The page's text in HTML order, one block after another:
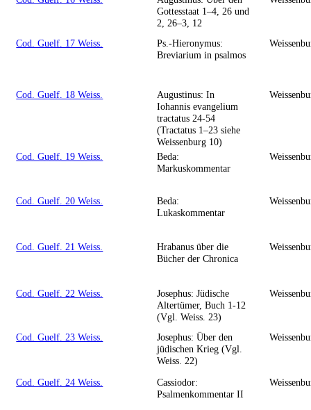
Gottesstaat 1–4, 26 und
2, 26–3, 12
Cod. Guelf. 17 Weiss.
Ps.-Hieronymus:
Breviarium in psalmos
Cod. Guelf. 18 Weiss.
Augustinus: In
Iohannis evangelium
tractatus 24-54
(Tractatus 1–23 siehe
Weissenburg 10)
Cod. Guelf. 19 Weiss.
Beda:
Markuskommentar
Cod. Guelf. 20 Weiss.
Beda:
Lukaskommentar
Cod. Guelf. 21 Weiss.
Hrabanus über die
Bücher der Chronica
Cod. Guelf. 22 Weiss.
Josephus: Jüdische
Altertümer, Buch 1-12
(Vgl. Weiss. 23)
Cod. Guelf. 23 Weiss.
Josephus: Über den
jüdischen Krieg (Vgl.
Weiss. 22)
Cod. Guelf. 24 Weiss.
Cassiodor:
Psalmenkommentar II